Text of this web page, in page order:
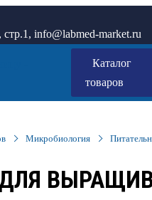
info@labmed-market.ru
Каталог
товаров
Микробиология